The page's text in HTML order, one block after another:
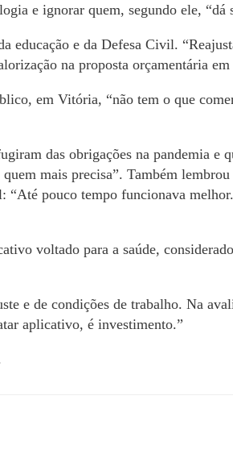
e ignorar quem, segundo ele, “dá
educação e da Defesa Civil.
na proposta orçamentária
em Vitória, “não tem o que
das obrigações na pandemia e
mais precisa”. Também
pouco tempo funcionava
voltado para a saúde,
e de condições de trabalho. Na
aplicativo, é investimento.”